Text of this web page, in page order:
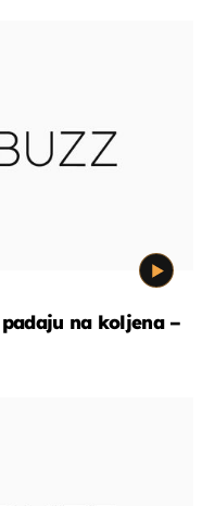
na koljena –